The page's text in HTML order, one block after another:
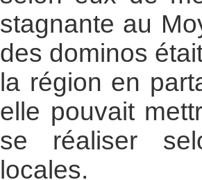
stagnante au
des dominos
la région en
elle pouvait
se réaliser
locales.